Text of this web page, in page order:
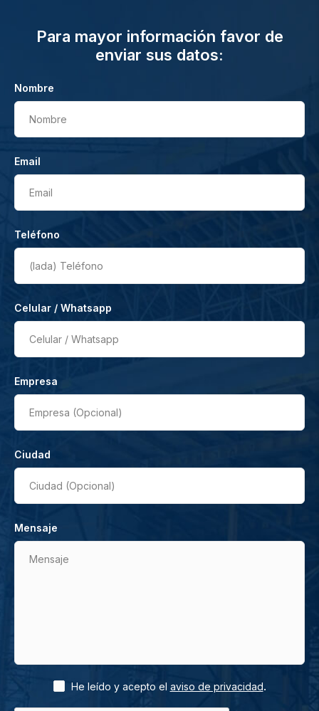
Para mayor información favor de
enviar sus datos:
Nombre
Nombre
Email
Email
Teléfono
(lada) Teléfono
Celular / Whatsapp
Celular / Whatsapp
Empresa
Empresa (Opcional)
Ciudad
Ciudad (Opcional)
Mensaje
Mensaje
He leído y acepto el aviso de privacidad.